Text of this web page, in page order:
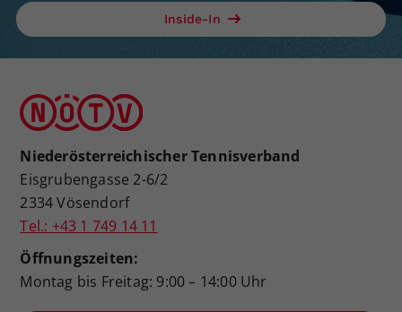
Inside-In
Niederösterreichischer Tennisverband
Eisgrubengasse 2-6/2
2334 Vösendorf
Tel.: +43 1 749 14 11
Öffnungszeiten:
Montag bis Freitag: 9:00 – 14:00 Uhr